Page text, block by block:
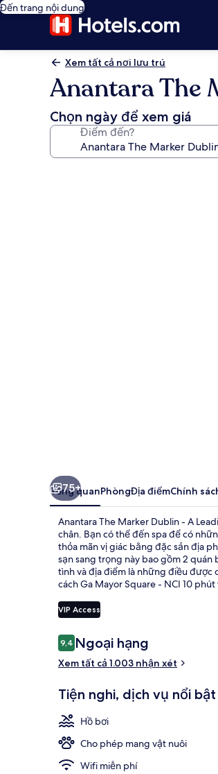
Đến trang nội dung
Xem tất cả nơi lưu trú
Anantara The
Chọn ngày để xem giá
Điểm đến?
75+
Tổng quanPhòngĐịa điểmChính
Anantara The Marker Dublin - A
chân. Bạn có thể đến spa để có
thỏa mãn vị giác bằng đặc sản địa
sạn sang trọng này bao gồm 2
tình và địa điểm là những điều được
cách Ga Mayor Square - NCI 10 phút
VIP Access
Nhận
xét
9,49,4 trên 10,
Ngoại hạng
Xem tất cả 1.003 nhận xét
Tiện nghi, dịch vụ nổi bật
Hồ bơi
Cho phép mang vật nuôi
Wifi miễn phí